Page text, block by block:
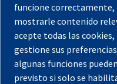
Aviso legal
Garantías
Política de privacidad
Términos y Condiciones
funcione correctamente,
mostrarle contenido
acepte todas las
gestione sus
algunas funciones
previsto si solo se